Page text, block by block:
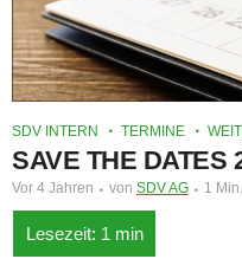
SDV INTERN TERMINE
SAVE THE DATES
Vor 4 Jahren von SDV AG 1